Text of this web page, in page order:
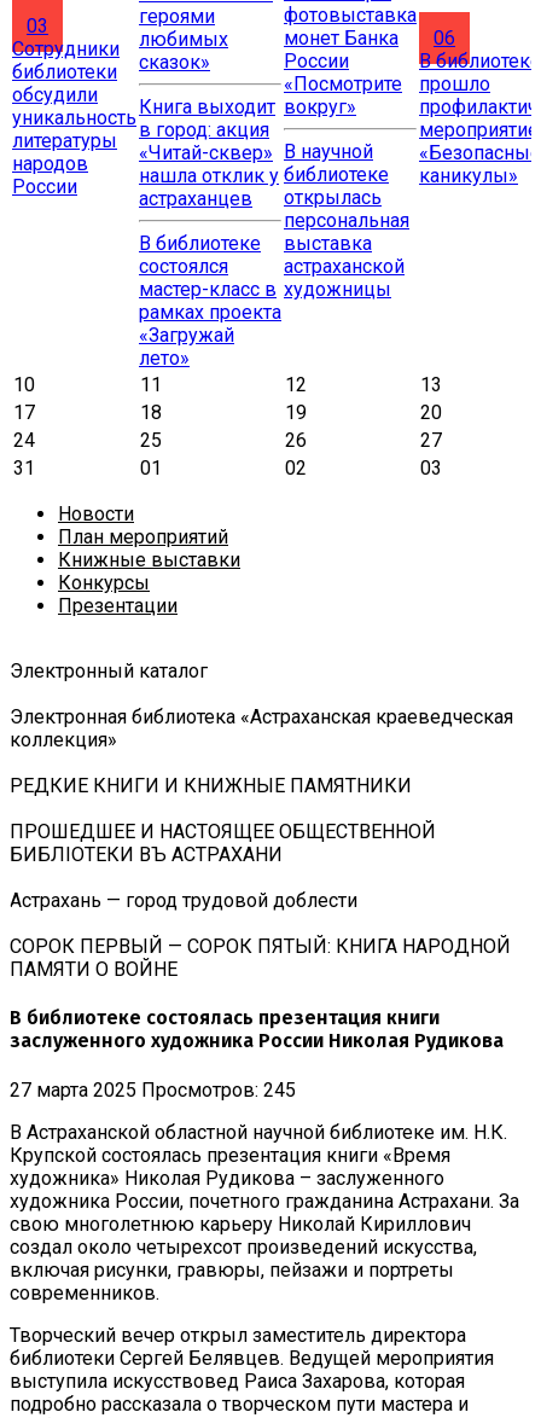
03
Сотрудники
библиотеки
обсудили
уникальность
литературы
народов
России
героями
любимых
сказок»
Книга выходит
в город: акция
«Читай-сквер»
нашла отклик у
астраханцев
В библиотеке
состоялся
мастер-класс в
рамках проекта
«Загружай
лето»
фотовыставка
монет Банка
России
«Посмотрите
вокруг»
В научной
библиотеке
открылась
персональная
выставка
астраханской
художницы
06
В библиотеке
прошло
мероприятие
«Безопасные
каникулы»
10 11 12
13
17
18 19
20
24
25 26
27
31
01 02
03
Новости
План мероприятий
Книжные выставки
Конкурсы
Презентации
Электронный каталог
Электронная библиотека «Астраханская краеведческая
коллекция»
РЕДКИЕ КНИГИ И КНИЖНЫЕ ПАМЯТНИКИ
ПРОШЕДШЕЕ И НАСТОЯЩЕЕ ОБЩЕСТВЕННОЙ
БИБЛIОТЕКИ ВЪ АСТРАХАНИ
Астрахань — город трудовой доблести
СОРОК ПЕРВЫЙ — СОРОК ПЯТЫЙ: КНИГА НАРОДНОЙ
ПАМЯТИ О ВОЙНЕ
В библиотеке состоялась презентация книги
заслуженного художника России Николая Рудикова
27 марта 2025 Просмотров: 245
В Астраханской областной научной библиотеке им. Н.К.
Крупской состоялась презентация книги «Время
художника» Николая Рудикова – заслуженного
художника России, почетного гражданина Астрахани. За
свою многолетнюю карьеру Николай Кириллович
создал около четырехсот произведений искусства,
включая рисунки, гравюры, пейзажи и портреты
современников.
Творческий вечер открыл заместитель директора
библиотеки Сергей Белявцев. Ведущей мероприятия
выступила искусствовед Раиса Захарова, которая
подробно рассказала о творческом пути мастера и